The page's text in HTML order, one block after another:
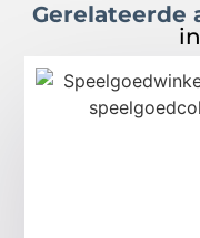
Gerelateerde